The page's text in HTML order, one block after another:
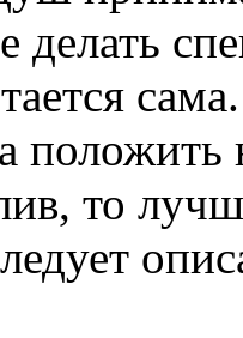
делать
положить
то